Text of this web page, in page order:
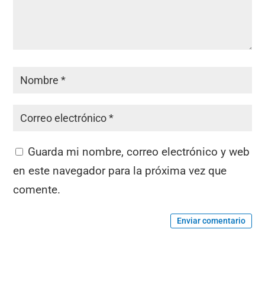
Guarda mi nombre, correo electrónico y web
en este navegador para la próxima vez que
comente.
Enviar comentario